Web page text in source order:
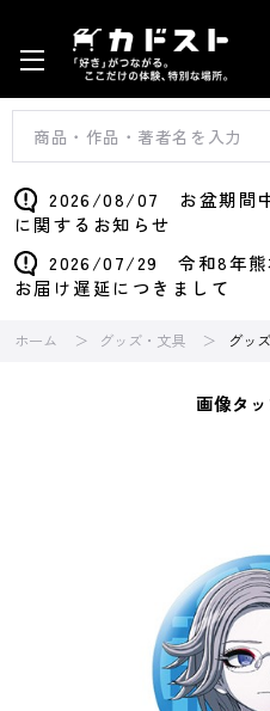
2026/08/07 お盆期間
に関するお知らせ
2026/07/29 令和8年熊
お届け遅延につきまして
ホーム グッズ・文具 グッズ
画像タ